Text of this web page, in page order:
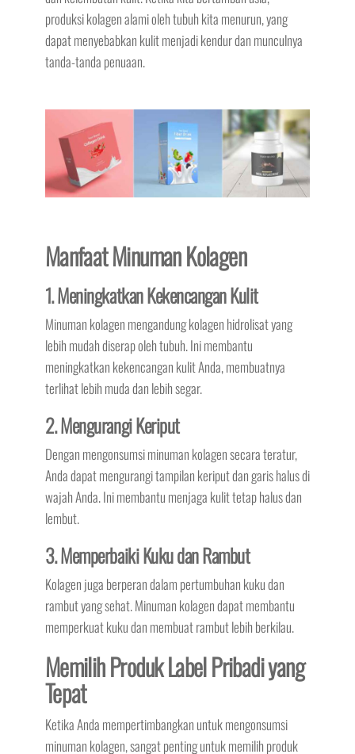
produksi kolagen alami oleh tubuh kita menurun, yang
dapat menyebabkan kulit menjadi kendur dan munculnya
tanda-tanda penuaan.
Manfaat Minuman Kolagen
1. Meningkatkan Kekencangan Kulit
Minuman kolagen mengandung kolagen hidrolisat yang
lebih mudah diserap oleh tubuh. Ini membantu
meningkatkan kekencangan kulit Anda, membuatnya
terlihat lebih muda dan lebih segar.
2. Mengurangi Keriput
Dengan mengonsumsi minuman kolagen secara teratur,
Anda dapat mengurangi tampilan keriput dan garis halus di
wajah Anda. Ini membantu menjaga kulit tetap halus dan
lembut.
3. Memperbaiki Kuku dan Rambut
Kolagen juga berperan dalam pertumbuhan kuku dan
rambut yang sehat. Minuman kolagen dapat membantu
memperkuat kuku dan membuat rambut lebih berkilau.
Memilih Produk Label Pribadi yang
Tepat
Ketika Anda mempertimbangkan untuk mengonsumsi
minuman kolagen, sangat penting untuk memilih produk